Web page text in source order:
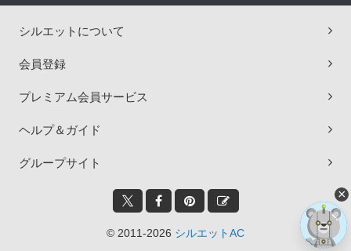
シルエットについて
会員登録
プレミアム会員サービス
ヘルプ＆ガイド
グループサイト
© 2011-2026 シルエットAC
×